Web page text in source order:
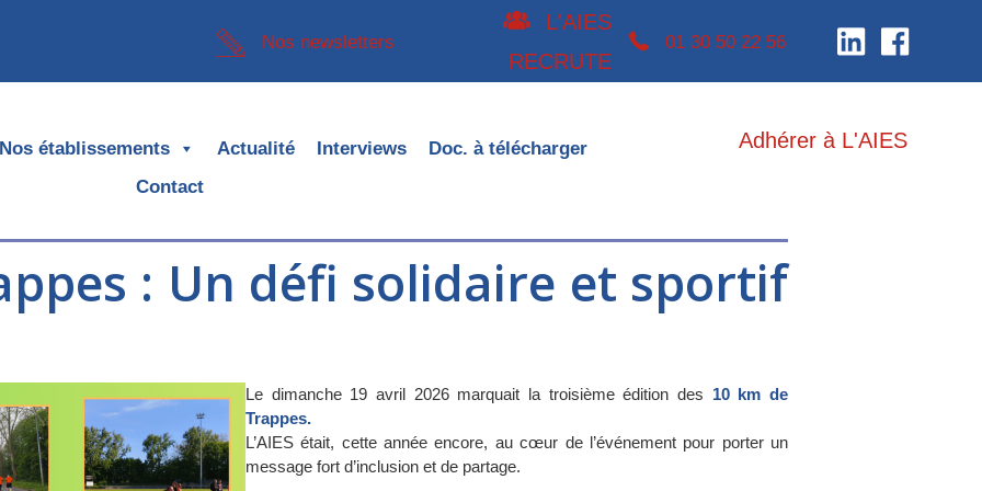
Nos newsletters
L'AIES
RECRUTE
téléphone 0130502256
01 30 50 22 56
Nos établissements Actualité Interviews
Doc. à télécharger
Contact
Adhérer à L'AIES
: Un défi solidaire et sportif
Le dimanche 19 avril 2026 marquait la troisième édition des 10 km de
Trappes.
L’AIES était, cette année encore, au cœur de l’événement pour porter un
message fort d’inclusion et de partage.